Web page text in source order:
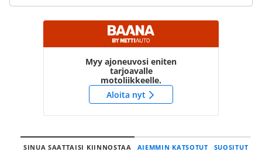
Myy ajoneuvosi eniten
tarjoavalle
motoliikkeelle.
Aloita nyt
SINUA SAATTAISI KIINNOSTAA AIEMMIN KATSOTUT SUOSITUT